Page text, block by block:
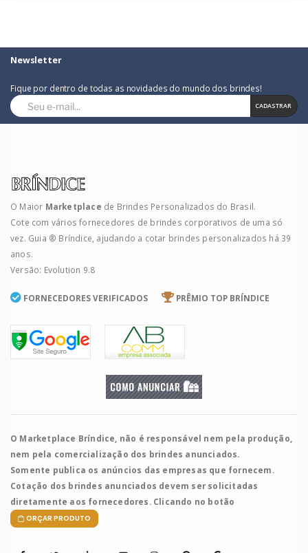
Newsletter
Fique por dentro de todas as novidades do mundo dos brindes!
CADASTRAR
O Maior Marketplace de Brindes Personalizados do Brasil.
Cote com vários fornecedores de brindes corporativos de uma só
vez. Guia ® Bríndice, ajudando a cotar brindes personalizados há 39
anos.
Versão: Evolution 9.8
FORNECEDORES VERIFICADOS PRÊMIO TOP BRÍNDICE
O Marketplace Bríndice, não é responsável nem pela produção,
nem pela comercialização dos brindes anunciados.
Somente publica os anúncios das empresas que fornecem.
Cotação dos brindes anunciados devem ser solicitadas
diretamente aos fornecedores. Clicando no botão
ORÇAR PRODUTO